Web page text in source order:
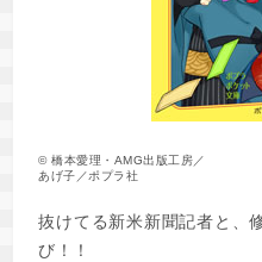
© 橋本愛理・AMG出版工房／
あげ子／ポプラ社
抜けてる新米新聞記者と、
び！！